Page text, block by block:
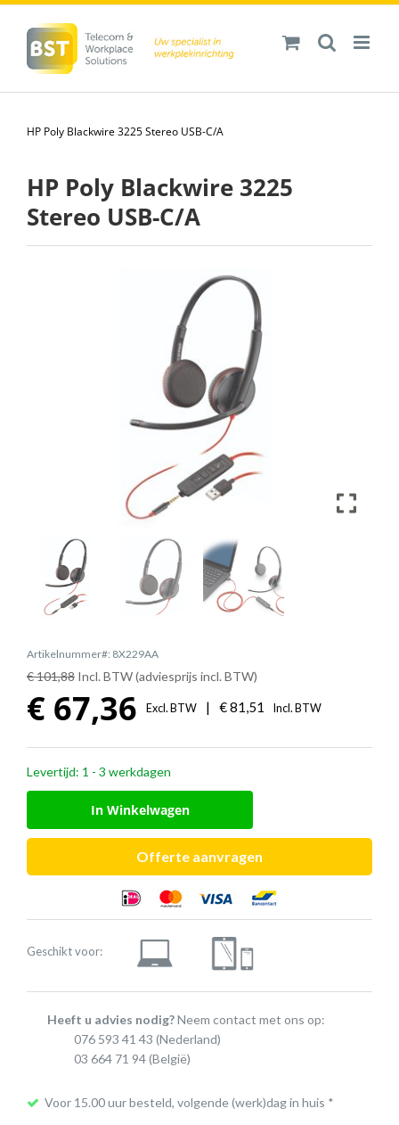
inhoud
HP Poly Blackwire 3225 Stereo USB-C/A
HP Poly Blackwire 3225
Stereo USB-C/A
Artikelnummer#: 8X229AA
€ 101,88 Incl. BTW (adviesprijs incl. BTW)
€ 67,36 Excl. BTW | €81,51 Incl. BTW
Levertijd: 1 - 3 werkdagen
In Winkelwagen
Offerte aanvragen
Geschikt voor:
Heeft u advies nodig?Neem contact met ons op:
076 593 41 43 (Nederland)
03 664 71 94(België)
Voor 15.00 uur besteld, volgende (werk)dag in huis *